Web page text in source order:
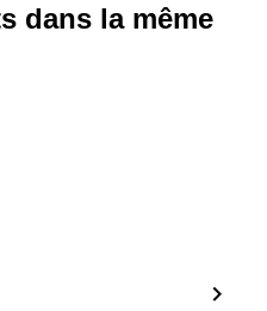
dans la même
